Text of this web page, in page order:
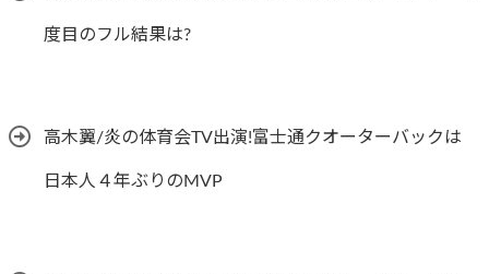
度目のフル結果は?
高木翼/炎の体育会TV出演!富士通クオーターバックは
日本人４年ぶりのMVP